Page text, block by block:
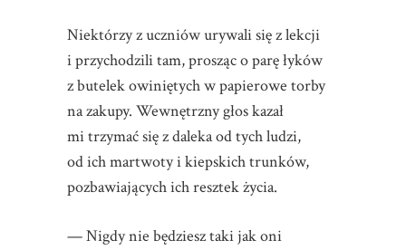
Niektórzy z uczniów urywali się z lekcji
i przychodzili tam, prosząc o parę łyków
z butelek owiniętych w papierowe torby
na zakupy. Wewnętrzny głos kazał
mi trzymać się z daleka od tych ludzi,
od ich martwoty i kiepskich trunków,
pozbawiających ich resztek życia.
— Nigdy nie będziesz taki jak oni